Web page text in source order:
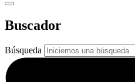
Buscador
Búsqueda